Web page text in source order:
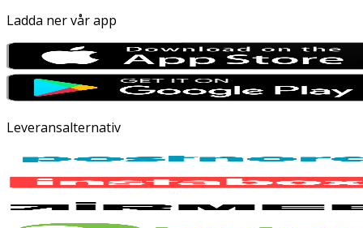
Ladda ner vår app
Leveransalternativ